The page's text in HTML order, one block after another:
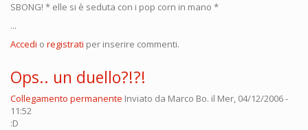
SBONG! * elle si è seduta con i pop corn in mano *
...
Accedi o registrati per inserire commenti.
Ops.. un duello?!?!
Collegamento permanente Inviato da Marco Bo. il Mer, 04/12/2006 -
11:52
:D